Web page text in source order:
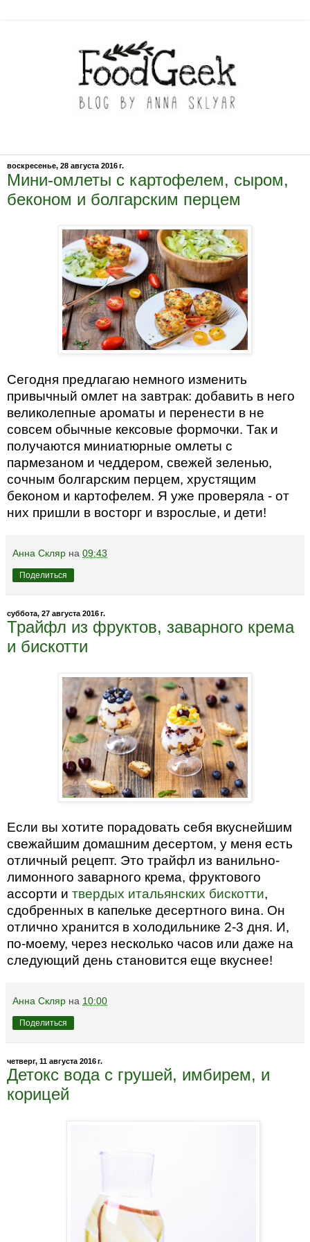
воскресенье, 28 августа 2016 г.
Мини-омлеты с картофелем, сыром,
беконом и болгарским перцем
Сегодня предлагаю немного изменить
привычный омлет на завтрак: добавить в него
великолепные ароматы и перенести в не
совсем обычные кексовые формочки. Так и
получаются миниатюрные омлеты с
пармезаном и чеддером, свежей зеленью,
сочным болгарским перцем, хрустящим
беконом и картофелем. Я уже проверяла - от
них пришли в восторг и взрослые, и дети!
Анна Скляр на 09:43
Поделиться
суббота, 27 августа 2016 г.
Трайфл из фруктов, заварного крема
и бискотти
Если вы хотите порадовать себя вкуснейшим
свежайшим домашним десертом, у меня есть
отличный рецепт. Это трайфл из ванильно-
лимонного заварного крема, фруктового
ассорти и твердых итальянских бискотти,
сдобренных в капельке десертного вина. Он
отлично хранится в холодильнике 2-3 дня. И,
по-моему, через несколько часов или даже на
следующий день становится еще вкуснее!
Анна Скляр на 10:00
Поделиться
четверг, 11 августа 2016 г.
Детокс вода с грушей, имбирем, и
корицей